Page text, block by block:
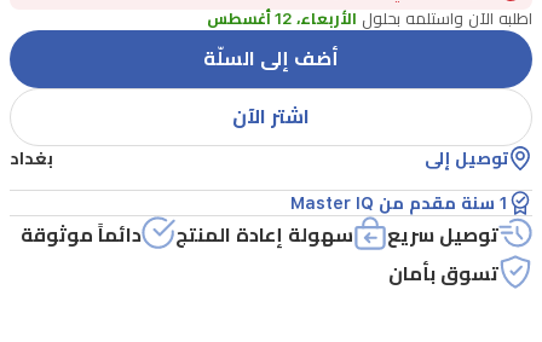
ساعة
أمبير/
ساعة،
١٢.٧
فولت)
الطاقة
اطلبه الآن واستلمه بحلول الأربعاء، 12 أغسطس
أضف إلى السلّة
اشتر الآن
توصيل إلى بغداد
1 سنة مقدم من Master IQ
توصيل سريع سهولة إعادة المنتج
دائماً موثوقة
تسوق بأمان